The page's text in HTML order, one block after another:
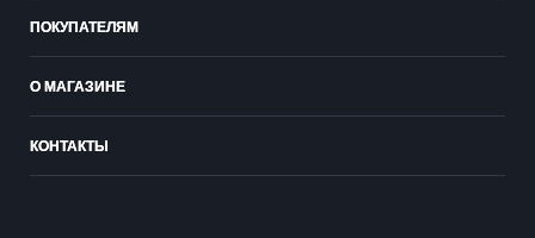
ПОКУПАТЕЛЯМ
О МАГАЗИНЕ
КОНТАКТЫ